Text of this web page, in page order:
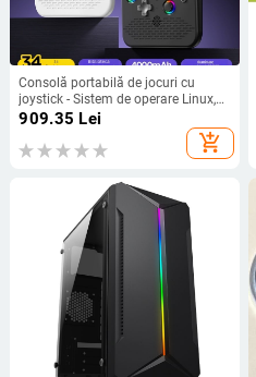
Consolă portabilă de jocuri cu
joystick - Sistem de operare Linux,
interfață Type-C, conectivitate
wireless, MP4 player, stil nostalgic
909.35 Lei
add_shopping_cart